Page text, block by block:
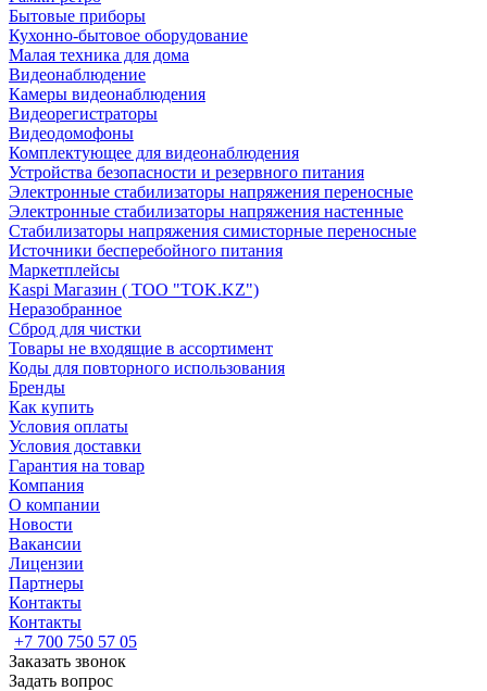
Бытовые приборы
Кухонно-бытовое оборудование
Малая техника для дома
Видеонаблюдение
Камеры видеонаблюдения
Видеорегистраторы
Видеодомофоны
Комплектующее для видеонаблюдения
Устройства безопасности и резервного питания
Электронные стабилизаторы напряжения переносные
Электронные стабилизаторы напряжения настенные
Стабилизаторы напряжения симисторные переносные
Источники бесперебойного питания
Маркетплейсы
Kaspi Магазин ( ТОО "TOK.KZ")
Неразобранное
Сброд для чистки
Товары не входящие в ассортимент
Коды для повторного использования
Бренды
Как купить
Условия оплаты
Условия доставки
Гарантия на товар
Компания
О компании
Новости
Вакансии
Лицензии
Партнеры
Контакты
Контакты
+7 700 750 57 05
Заказать звонок
Задать вопрос